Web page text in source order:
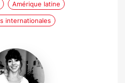
Amérique latine
internationales
Maya
Collombon